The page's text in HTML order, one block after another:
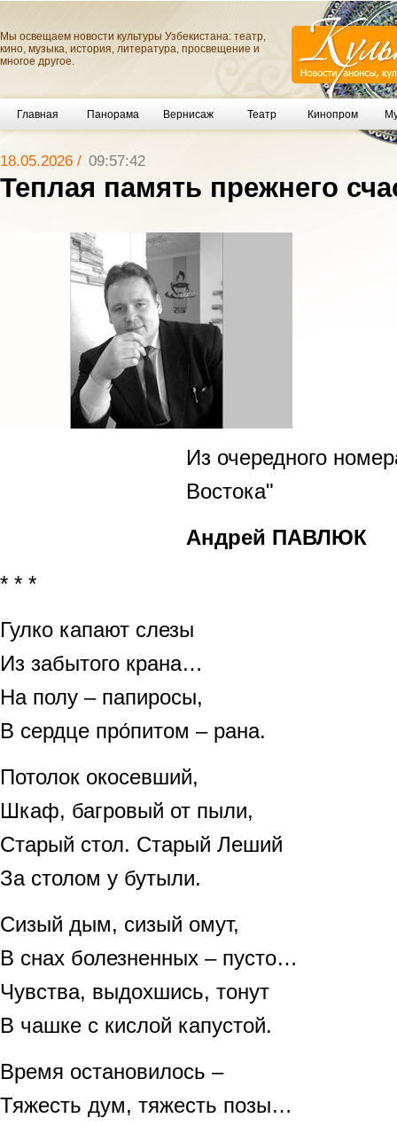
Мы освещаем новости культуры Узбекистана: театр,
кино, музыка, история, литература, просвещение и
многое другое.
Главная Панорама Вернисаж Театр Кинопром
18.05.2026 / 09:57:42
Теплая память прежнего
Из очередного
Востока"
Андрей ПАВЛЮК
* * *
Гулко капают слезы
Из забытого крана…
На полу – папиросы,
В сердце про́питом – рана.
Потолок окосевший,
Шкаф, багровый от пыли,
Старый стол. Старый Леший
За столом у бутыли.
Сизый дым, сизый омут,
В снах болезненных – пусто…
Чувства, выдохшись, тонут
В чашке с кислой капустой.
Время остановилось –
Тяжесть дум, тяжесть позы…